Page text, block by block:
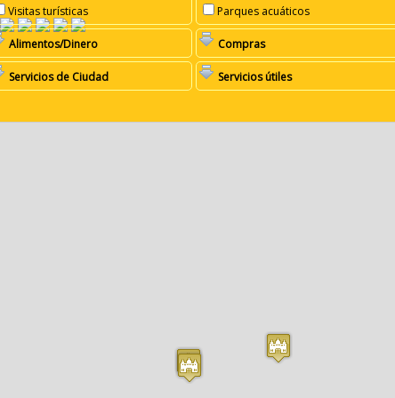
Visitas turísticas
Parques acuáticos
Alimentos/Dinero Compras
Servicios de Ciudad Servicios útiles